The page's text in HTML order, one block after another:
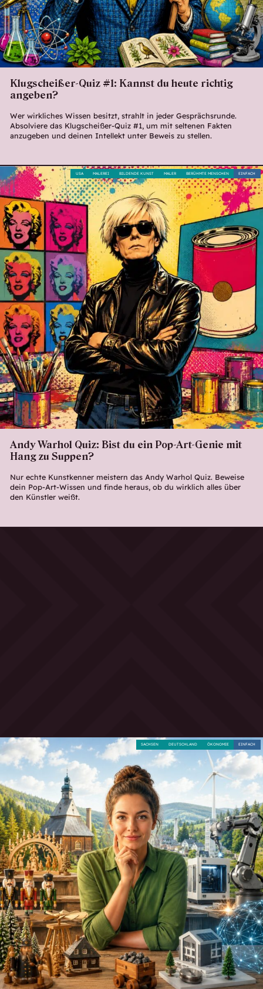
Klugscheißer-Quiz #1: Kannst du heute richtig
angeben?
Wer wirkliches Wissen besitzt, strahlt in jeder Gesprächsrunde.
Absolviere das Klugscheißer-Quiz #1, um mit seltenen Fakten
anzugeben und deinen Intellekt unter Beweis zu stellen.
Andy Warhol Quiz: Bist du ein Pop-Art-Genie mit
Hang zu Suppen?
Nur echte Kunstkenner meistern das Andy Warhol Quiz. Beweise
dein Pop-Art-Wissen und finde heraus, ob du wirklich alles über
den Künstler weißt.
EINFACH
BERÜHMTE MENSCHEN
MALER
BILDENDE KUNST
MALEREI
USA
EINFACH
ÖKONOMIE
DEUTSCHLAND
SACHSEN